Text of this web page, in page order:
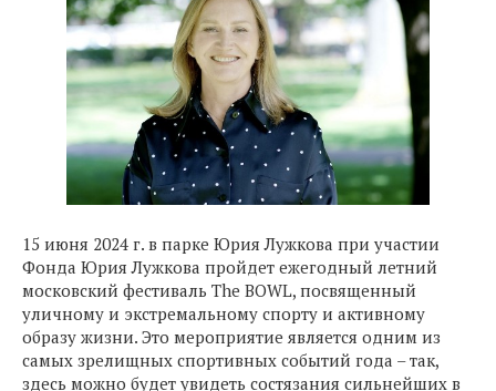
15 июня 2024 г. в парке Юрия Лужкова при участии
Фонда Юрия Лужкова пройдет ежегодный летний
московский фестиваль The BOWL, посвященный
уличному и экстремальному спорту и активному
образу жизни. Это мероприятие является одним из
самых зрелищных спортивных событий года – так,
здесь можно будет увидеть состязания сильнейших в